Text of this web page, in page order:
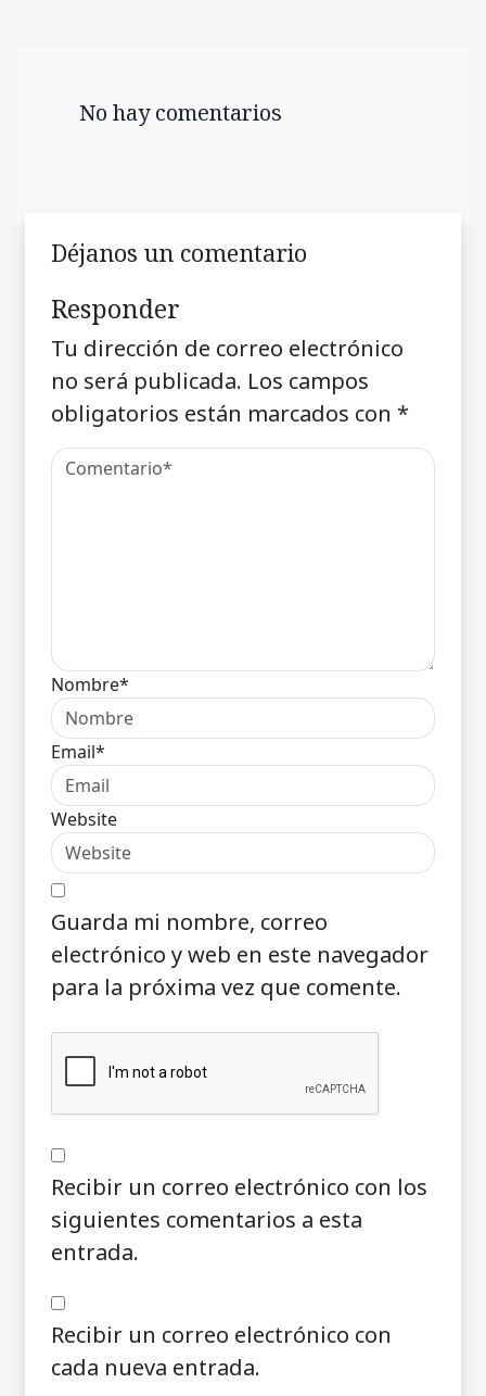
No hay comentarios
Déjanos un comentario
Responder
Tu dirección de correo electrónico
no será publicada. Los campos
obligatorios están marcados con *
Nombre*
Email*
Website
Guarda mi nombre, correo
electrónico y web en este navegador
para la próxima vez que comente.
Recibir un correo electrónico con los
siguientes comentarios a esta
entrada.
Recibir un correo electrónico con
cada nueva entrada.